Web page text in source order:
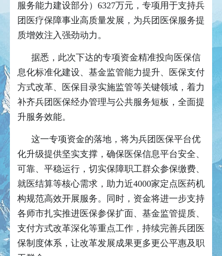
服务能力建设部分）6327万元，专项用于支持兵
团医疗保障事业高质量发展，为兵团医保服务提
质增效注入强劲动力。
据悉，此次下达的专项资金精准投向医保信
息化标准化建设、基金监管能力提升、医保支付
方式改革、医保目录实施监管等关键领域，着力
补齐兵团医保经办管理与公共服务短板，全面提
升服务效能。
这一专项资金的落地，将为兵团医保平台优
化升级提供坚实支撑，确保医保信息平台安全、
可靠、平稳运行，切实保障职工群众参保缴费、
就医结算等核心需求，助力近4000家定点医药机
构规范高效开展服务。同时，资金将进一步支持
各师市扎实推进医保参保扩面、基金监管提质、
支付方式改革深化等重点工作，持续完善兵团医
保制度体系，让改革发展成果更多更公平惠及职